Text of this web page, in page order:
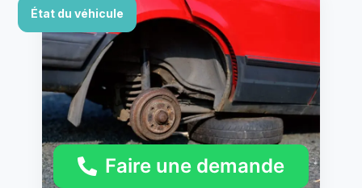
État du véhicule
Faire une demande